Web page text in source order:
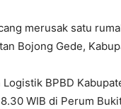
merusak satu
Bojong Gede,
BPBD
WIB di Perum